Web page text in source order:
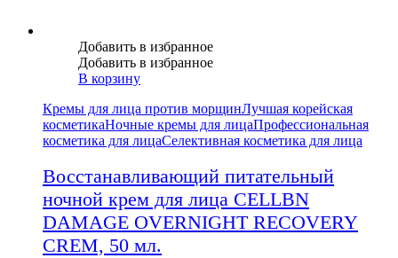
Добавить в избранное
Добавить в избранное
В корзину
Кремы для лица против морщинЛучшая корейская
косметикаНочные кремы для лицаПрофессиональная
косметика для лицаСелективная косметика для лица
Восстанавливающий питательный
ночной крем для лица CELLBN
DAMAGE OVERNIGHT RECOVERY
CREM, 50 мл.